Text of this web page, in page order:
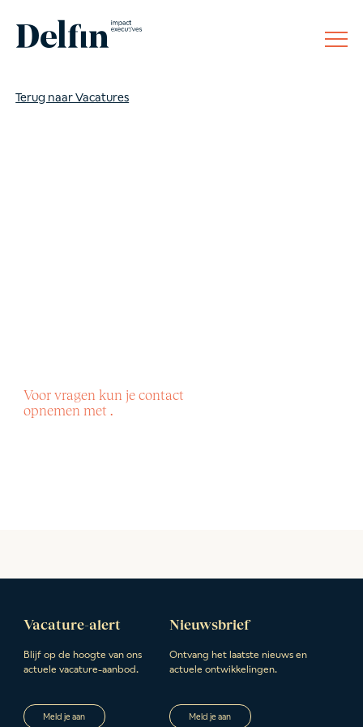
Terug naar Vacatures
Voor vragen kun je contact
opnemen met .
Vacature-alert
Blijf op de hoogte van ons
actuele vacature-aanbod.
Meld je aan
Nieuwsbrief
Ontvang het laatste nieuws en
actuele ontwikkelingen.
Meld je aan